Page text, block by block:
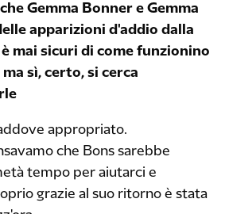
Gemma Bonner e Gemma
apparizioni d'addio dalla
mai sicuri di come funzionino
sì, certo, si cerca
appropriato.
che Bons sarebbe
tempo per aiutarci e
grazie al suo ritorno è stata